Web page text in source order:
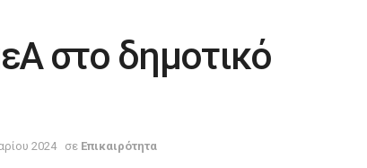
στο δημοτικό
2024 σε Επικαιρότητα